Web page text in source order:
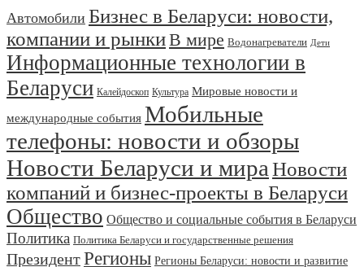
Автомобили Бизнес в Беларуси: новости,
компании и рынкиВ мире Водонагреватели Дети
Информационные технологии в
Беларуси Калейдоскоп Культура Мировые новости и
международные события Мобильные
телефоны: новости и обзоры
Новости Беларуси и мира Новости
компаний и бизнес-проекты в Беларуси
Общество Общество и социальные события в Беларуси
Политика Политика Беларуси и государственные решения
ПрезидентРегионы Регионы Беларуси: новости и развитие